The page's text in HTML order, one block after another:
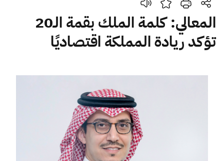
بحث بحث AI
اقتراحات
ضريبة القيمة المضافة
التصرفات العقارية
المعالي: كلمة الملك بقمة الـ20
تؤكد ريادة المملكة اقتصاديًا